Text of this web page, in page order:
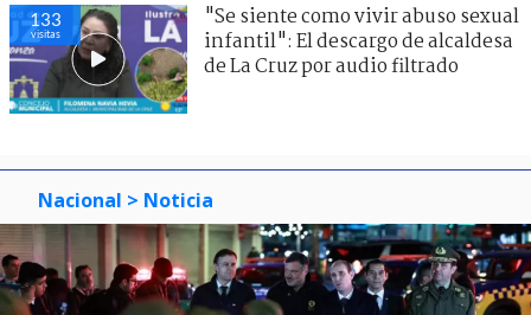
133
visitas
"Se siente como vivir abuso sexual
infantil": El descargo de alcaldesa
de La Cruz por audio filtrado
Nacional > Noticia